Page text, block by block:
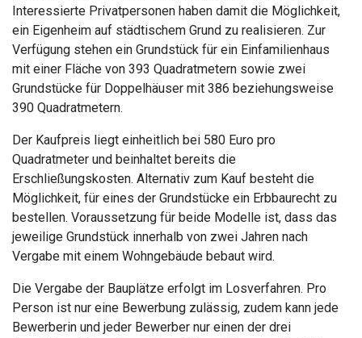
Interessierte Privatpersonen haben damit die Möglichkeit,
ein Eigenheim auf städtischem Grund zu realisieren. Zur
Verfügung stehen ein Grundstück für ein Einfamilienhaus
mit einer Fläche von 393 Quadratmetern sowie zwei
Grundstücke für Doppelhäuser mit 386 beziehungsweise
390 Quadratmetern.
Der Kaufpreis liegt einheitlich bei 580 Euro pro
Quadratmeter und beinhaltet bereits die
Erschließungskosten. Alternativ zum Kauf besteht die
Möglichkeit, für eines der Grundstücke ein Erbbaurecht zu
bestellen. Voraussetzung für beide Modelle ist, dass das
jeweilige Grundstück innerhalb von zwei Jahren nach
Vergabe mit einem Wohngebäude bebaut wird.
Die Vergabe der Bauplätze erfolgt im Losverfahren. Pro
Person ist nur eine Bewerbung zulässig, zudem kann jede
Bewerberin und jeder Bewerber nur einen der drei